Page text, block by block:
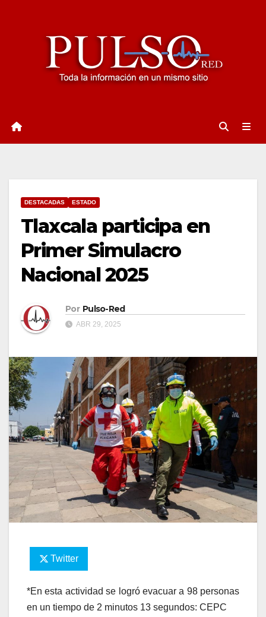
DESTACADAS ESTADO
Tlaxcala participa en
Primer Simulacro
Nacional 2025
Por Pulso-Red
ABR 29, 2025
Twitter
*En esta actividad se logró evacuar a 98 personas
en un tiempo de 2 minutos 13 segundos: CEPC